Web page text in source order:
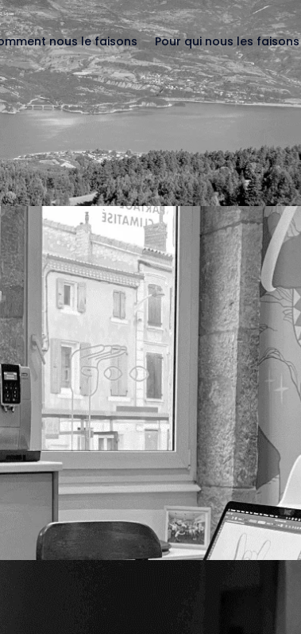
nous le faisons Pour qui nous les faisons
l’environnement
du futur de l’espèce humaine, et de notre
extrêmes, des feux de forêts partout en
pour un Internet plus